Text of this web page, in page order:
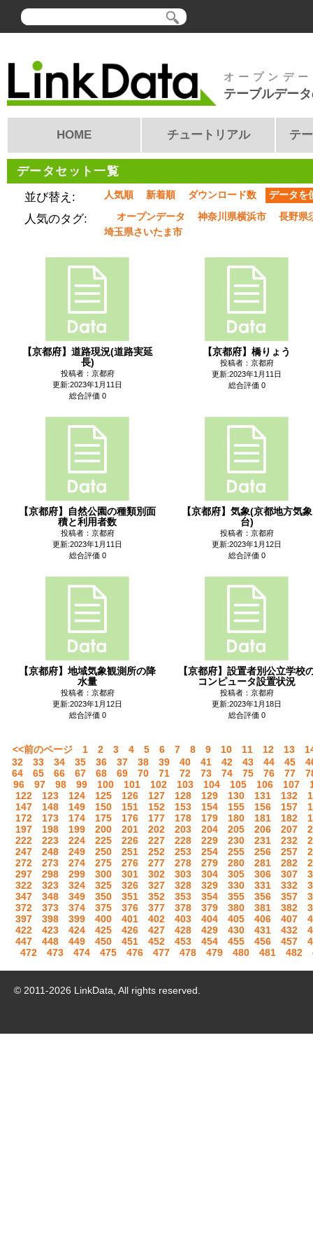
オープンデ
テーブルデー
HOME チュートリアル テ
データセット一覧
並び替え:
人気順 新着順 ダウンロード数 データを
人気のタグ: オープンデータ 神奈川県横浜市
長野県
埼玉県さいたま市
【京都府】道路現況(道路実延
長)
投稿者：京都府
更新:2023年1月11日
総合評価 0
【京都府】橋りょう
投稿者：京都府
更新:2023年1月11日
総合評価 0
【京都府】自然公園の種類別面
積と利用者数
投稿者：京都府
更新:2023年1月11日
総合評価 0
【京都府】気象(京都地方気象
台)
投稿者：京都府
更新:2023年1月12日
総合評価 0
【京都府】地域気象観測所の降
水量
投稿者：京都府
更新:2023年1月12日
総合評価 0
【京都府】設置者別公立学校
コンピュータ設置状況
投稿者：京都府
更新:2023年1月18日
総合評価 0
<<前のページ 1 2 3 4 5 6 7 8 9 10 11 12 13
32
33 34 35 36 37 38 39 40 41 42 43 44 45
64
65 66 67 68 69 70 71 72 73 74 75 76 77
96
97 98 99 100 101 102 103 104 105 106 107
122
123 124 125 126 127 128 129 130 131 132
147
148 149 150 151 152 153 154 155 156 157
172
173 174 175 176 177 178 179 180 181 182
197
198 199 200 201 202 203 204 205 206 207
222
223 224 225 226 227 228 229 230 231 232
247
248 249 250 251 252 253 254 255 256 257
272
273 274 275 276 277 278 279 280 281 282
297
298 299 300 301 302 303 304 305 306 307
322
323 324 325 326 327 328 329 330 331 332
347
348 349 350 351 352 353 354 355 356 357
372
373 374 375 376 377 378 379 380 381 382
397
398 399 400 401 402 403 404 405 406 407
422
423 424 425 426 427 428 429 430 431 432
447
448 449 450 451 452 453 454 455 456 457
472
473 474 475 476 477 478 479 480 481 482
© 2011-2026 LinkData, All rights reserved.